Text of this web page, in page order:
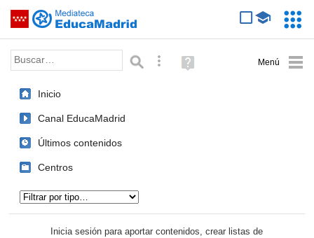
Saltar navegación
Palabra o frase: Búsqueda avanzada
Ayuda
(en
Inicio
Canal EducaMadrid
Últimos contenidos
Centros
Inicia sesión para aportar contenidos, crear listas de